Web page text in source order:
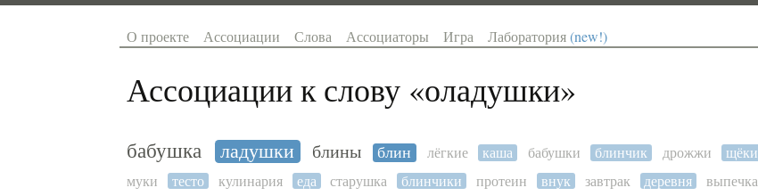
О проекте Ассоциации Слова Ассоциаторы Игра Лаборатория(new!)
Ассоциации к слову «оладушки»
бабушка ладушки блины блин лёгкие каша бабушки блинчик дрожжи
щёки
муки
тесто кулинария еда старушка блинчики протеин внук завтрак деревня
выпечка